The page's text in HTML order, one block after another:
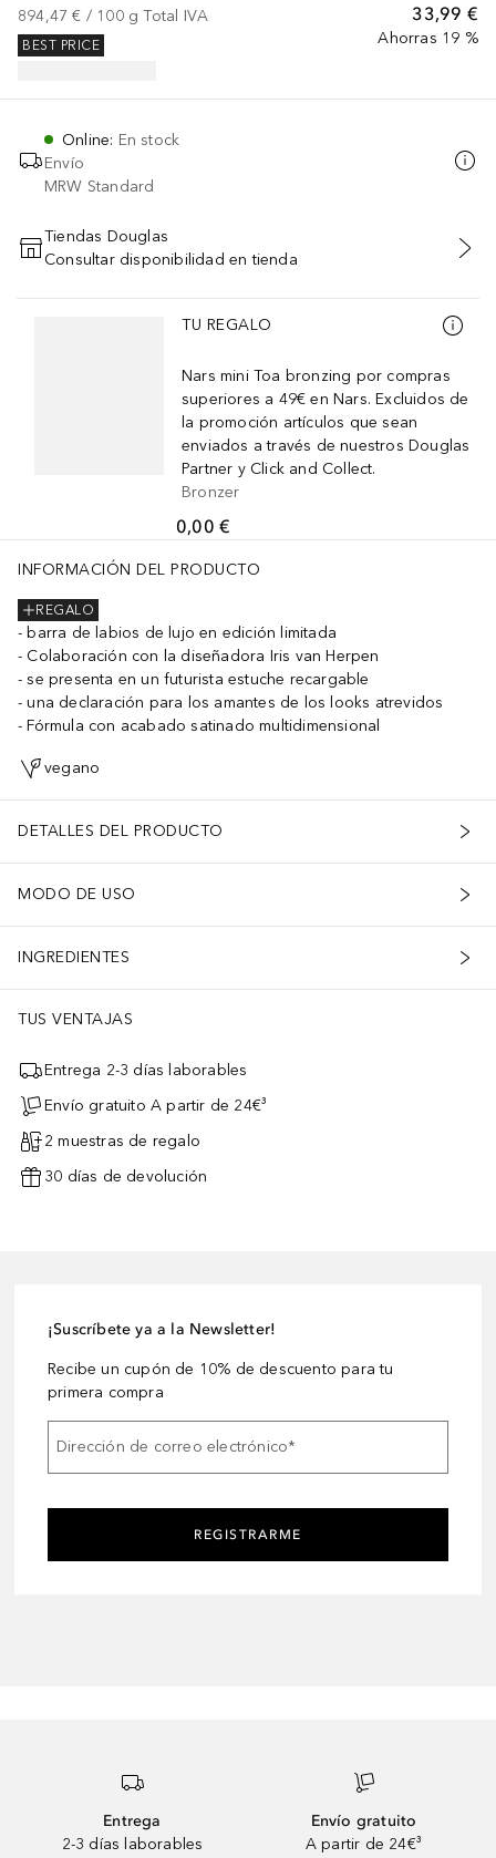
33,99 €
Ahorras 19 %
894,47 € / 100 g Total IVA
BEST PRICE
Online: En stock
Envío
MRW Standard
AÑADIR AL CARRITO
Tiendas Douglas
Consultar disponibilidad en tienda
Saltar Deslizador
TU REGALO
Nars mini Toa bronzing por compras
superiores a 49€ en Nars. Excluidos de
la promoción artículos que sean
enviados a través de nuestros Douglas
Partner y Click and Collect.
Bronzer
0,00 €
INFORMACIÓN DEL PRODUCTO
REGALO
barra de labios de lujo en edición limitada
Colaboración con la diseñadora Iris van Herpen
se presenta en un futurista estuche recargable
una declaración para los amantes de los looks atrevidos
Fórmula con acabado satinado multidimensional
vegano
DETALLES DEL PRODUCTO
MODO DE USO
INGREDIENTES
TUS VENTAJAS
Entrega 2-3 días laborables
Envío gratuito A partir de 24€³
2 muestras de regalo
30 días de devolución
¡Suscríbete ya a la Newsletter!
Recibe un cupón de 10% de descuento para tu
primera compra
Dirección de correo electrónico*
REGISTRARME
Entrega
2-3 días laborables
Envío gratuito
A partir de 24€³